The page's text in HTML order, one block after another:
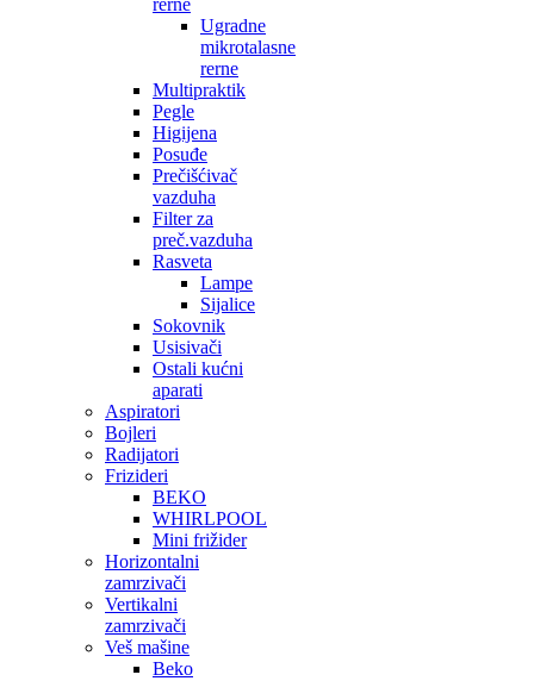
rerne
Ugradne
mikrotalasne
rerne
Multipraktik
Pegle
Higijena
Posuđe
Prečišćivač
vazduha
Filter za
preč.vazduha
Rasveta
Lampe
Sijalice
Sokovnik
Usisivači
Ostali kućni
aparati
Aspiratori
Bojleri
Radijatori
Frizideri
BEKO
WHIRLPOOL
Mini frižider
Horizontalni
zamrzivači
Vertikalni
zamrzivači
Veš mašine
Beko